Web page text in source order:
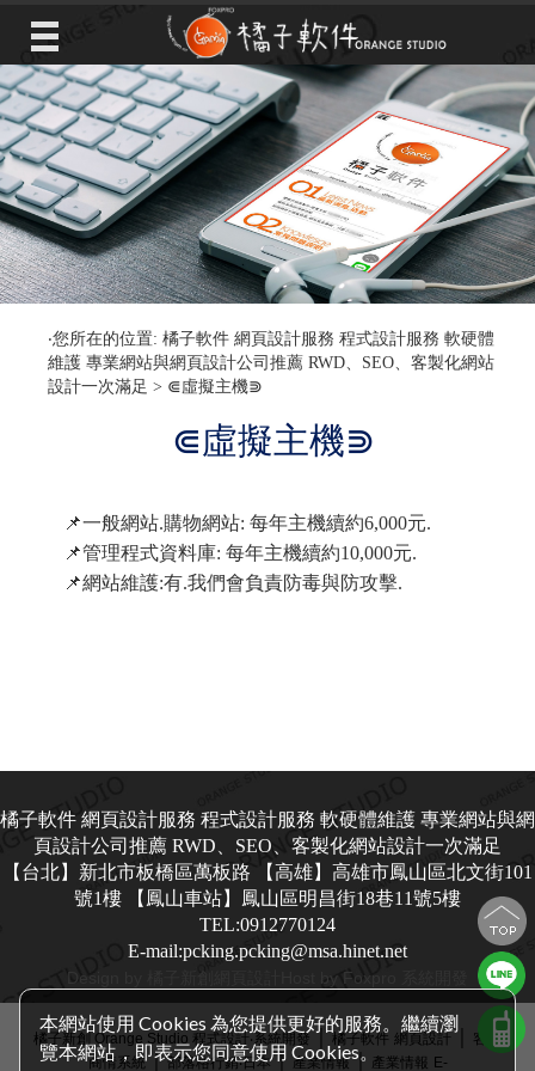
本網站使用 Cookies 為您提供更好的服務。繼續瀏
覽本網站，即表示您同意使用 Cookies。
‧您所在的位置: 橘子軟件 網頁設計服務 程式設計服務 軟硬體
維護 專業網站與網頁設計公司推薦 RWD、SEO、客製化網站
設計一次滿足 > ⋐虛擬主機⋑
⋐虛擬主機⋑
📌一般網站.購物網站: 每年主機續約6,000元.
📌管理程式資料庫: 每年主機續約10,000元.
📌網站維護:有.我們會負責防毒與防攻擊.
橘子軟件 網頁設計服務 程式設計服務 軟硬體維護 專業網站與網
頁設計公司推薦 RWD、SEO、客製化網站設計一次滿足
【台北】新北市板橋區萬板路 【高雄】高雄市鳳山區北文街101
號1樓 【鳳山車站】鳳山區明昌街18巷11號5樓
TEL:0912770124
E-mail:pcking.pcking@msa.hinet.net
Design by 橘子新創 Host by Foxpro 系統開發
橘子新創 Orange Studio 程式設計‧系統開發 │橘子軟件 網頁設計 │
客戶
商情系統│部落格行銷‧日本│ 產業情報│ 產業情報 E-